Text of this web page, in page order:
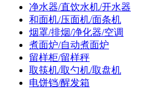
净水器/直饮水机/开水器
和面机/压面机/面条机
烟罩/排烟/净化器/空调
煮面炉/自动煮面炉
留样柜/留样秤
取筷机/取勺机/取盘机
电饼铛/醒发箱